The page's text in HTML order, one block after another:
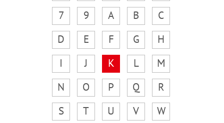
7
9 A B
C
D
E F G
H
I
J K L
M
N
O P Q
R
S
T U V
W